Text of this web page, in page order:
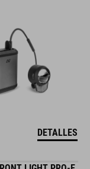
DETALLES